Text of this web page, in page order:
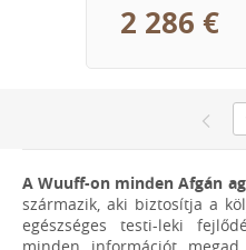
2 286 €
A Wuuff-on minden Afgán
származik, aki biztosítja a
egészséges testi-leki